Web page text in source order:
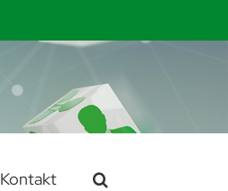
Kontakt